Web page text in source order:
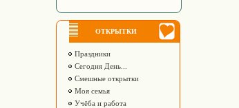
ОТКРЫТКИ
Праздники
Сегодня День...
Смешные открытки
Моя семья
Учёба и работа